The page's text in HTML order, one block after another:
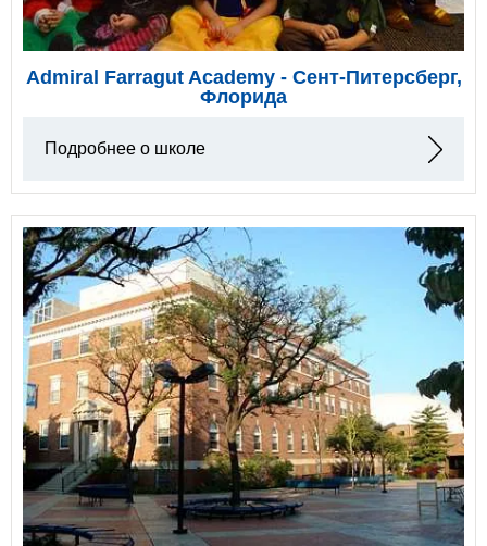
Admiral Farragut Academy - Сент-Питерсберг,
Флорида
Подробнее о школе